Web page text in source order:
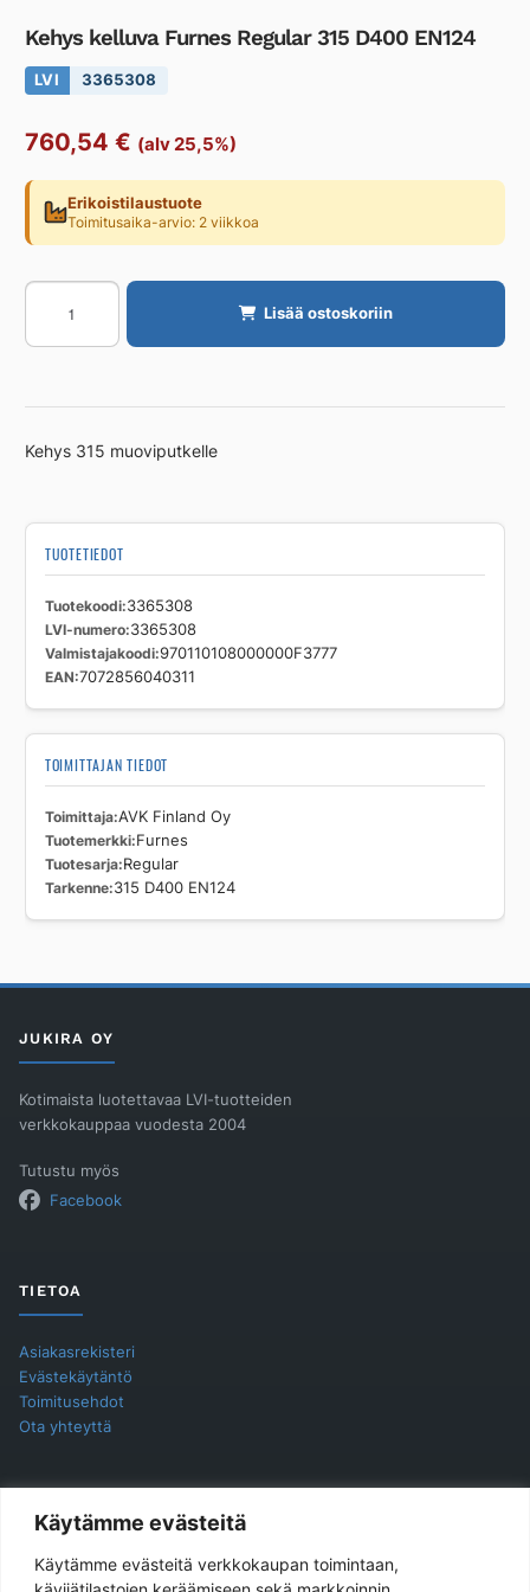
Käytämme evästeitä
Käytämme evästeitä verkkokaupan toimintaan,
Kehys kelluva Furnes Regular 315 D400 EN124
LVI 3365308
760,54 € (alv 25,5%)
Erikoistilaustuote
Toimitusaika-arvio: 2 viikkoa
Kehys
kelluva
Furnes
315
EN124
Lisää ostoskoriin
Kehys 315 muoviputkelle
TUOTETIEDOT
Tuotekoodi 3365308
LVI-numero 3365308
Valmistajakoodi 970110108000000F3777
EAN 7072856040311
TOIMITTAJAN TIEDOT
Toimittaja AVK Finland Oy
Tuotemerkki Furnes
Tuotesarja Regular
Tarkenne 315 D400 EN124
JUKIRA OY
Kotimaista luotettavaa LVI-tuotteiden
verkkokauppaa vuodesta 2004
Tutustu myös
Facebook
TIETOA
Asiakasrekisteri
Evästekäytäntö
Toimitusehdot
Ota yhteyttä
YHTEYSTIEDOT
Jukira Oy